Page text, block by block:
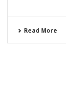
Read More